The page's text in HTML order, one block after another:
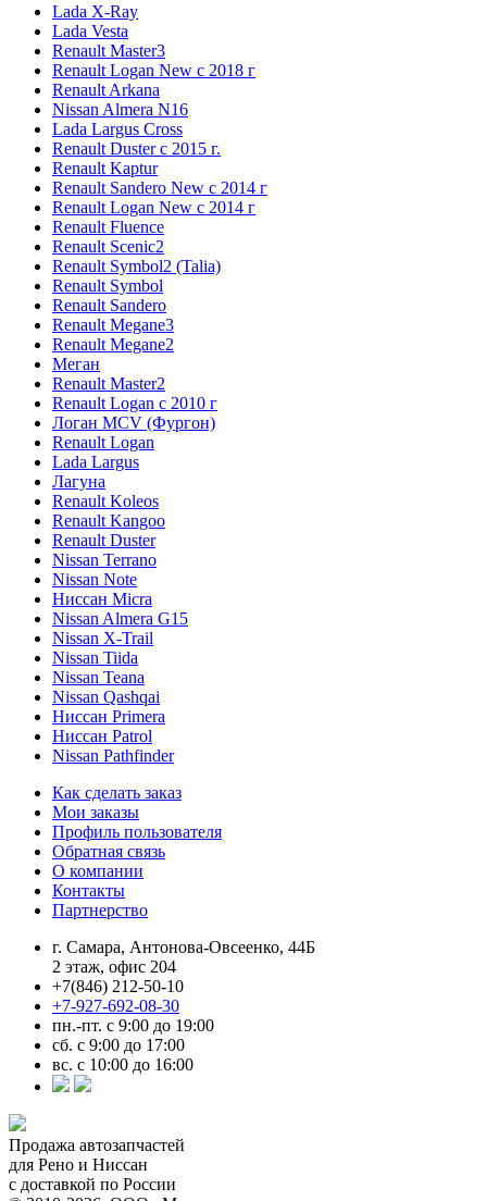
Lada X-Ray
Lada Vesta
Renault Master3
Renault Logan New с 2018 г
Renault Arkana
Nissan Almera N16
Lada Largus Cross
Renault Duster с 2015 г.
Renault Kaptur
Renault Sandero New с 2014 г
Renault Logan New с 2014 г
Renault Fluence
Renault Scenic2
Renault Symbol2 (Talia)
Renault Symbol
Renault Sandero
Renault Megane3
Renault Megane2
Меган
Renault Master2
Renault Logan c 2010 г
Логан МСV (Фургон)
Renault Logan
Lada Largus
Лагуна
Renault Koleos
Renault Kangoo
Renault Duster
Nissan Terrano
Nissan Note
Ниссан Micra
Nissan Almera G15
Nissan X-Trail
Nissan Tiida
Nissan Teana
Nissan Qashqai
Ниссан Primera
Ниссан Patrol
Nissan Pathfinder
Как сделать заказ
Мои заказы
Профиль пользователя
Обратная связь
О компании
Контакты
Партнерство
г. Самара, Антонова-Овсеенко, 44Б
2 этаж, офис 204
+7(846) 212-50-10
+7-927-692-08-30
пн.-пт. с 9:00 до 19:00
сб. с 9:00 до 17:00
вс. с 10:00 до 16:00
Продажа автозапчастей
для Рено и Ниссан
с доставкой по России